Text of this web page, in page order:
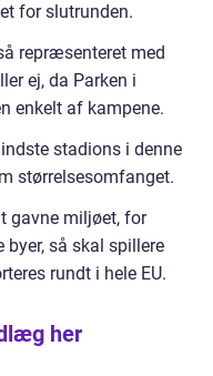
for slutrunden.
repræsenteret med
ej, da Parken i
enkelt af kampene.
stadions i denne
størrelsesomfanget.
gavne miljøet, for
byer, så skal spillere
rundt i hele EU.
her